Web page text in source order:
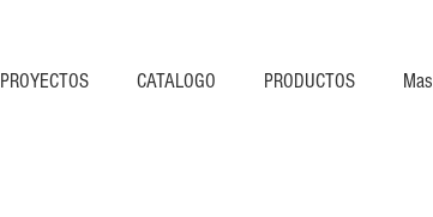
PROYECTOS CATALOGO PRODUCTOS Mas